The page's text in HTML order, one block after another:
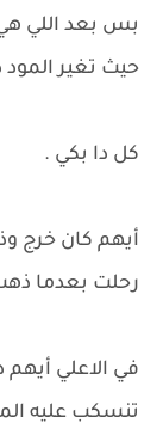
بس بعد اللي
حيث تغير المود
كل دا بكي .
أيهم كان خرج
رحلت بعدما
في الاعلي
تنسكب عليه